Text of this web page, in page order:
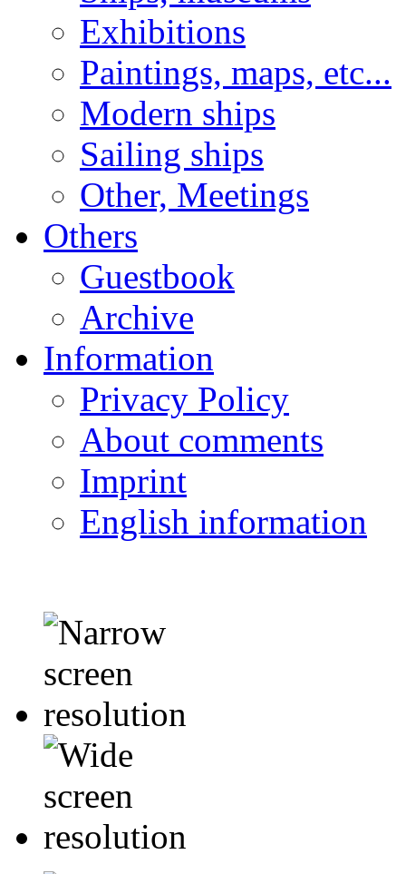
Exhibitions
Paintings, maps, etc...
Modern ships
Sailing ships
Other, Meetings
Others
Guestbook
Archive
Information
Privacy Policy
About comments
Imprint
English information